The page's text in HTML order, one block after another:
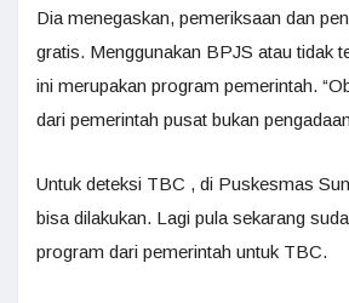
Dia menegaskan, pemeriksaan dan
gratis. Menggunakan BPJS atau tidak
ini merupakan program pemerintah.
dari pemerintah pusat bukan
Untuk deteksi TBC , di Puskesmas
bisa dilakukan. Lagi pula sekarang
program dari pemerintah untuk TBC.